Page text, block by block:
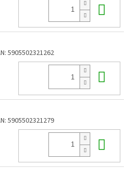
5905502321262
5905502321279